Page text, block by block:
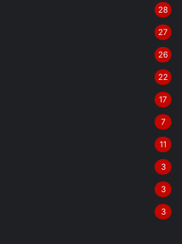
28
27
26
22
17
7
11
3
3
3